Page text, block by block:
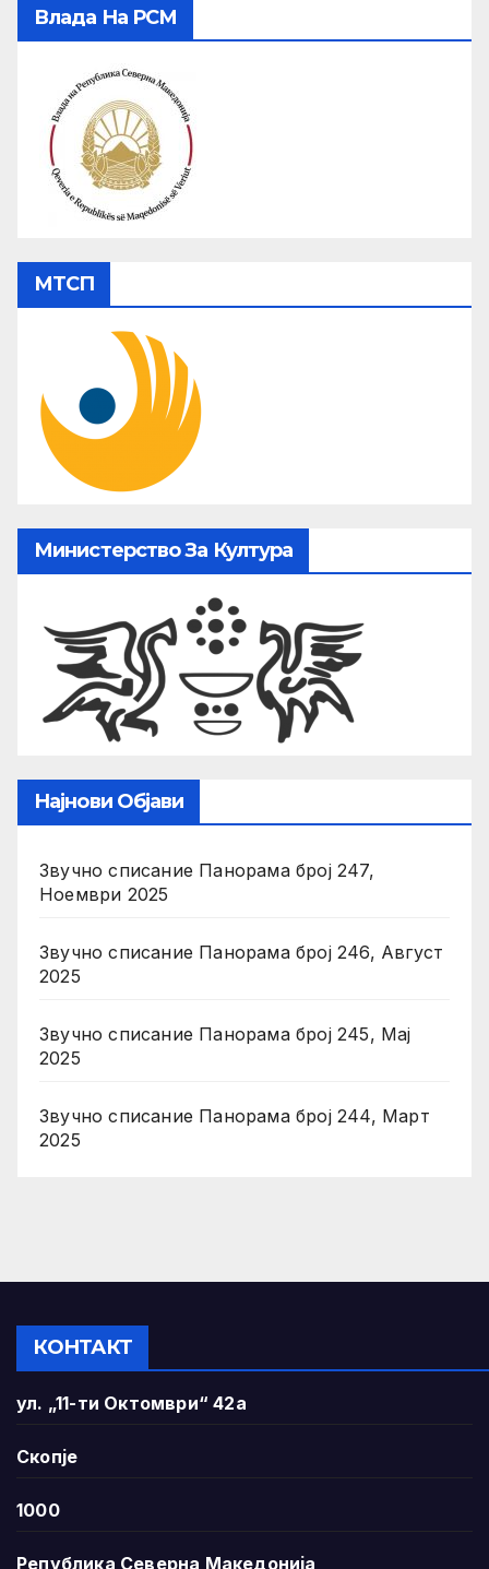
Влада На РСМ
МТСП
Министерство За Култура
Најнови Објави
Звучно списание Панорама број 247,
Ноември 2025
Звучно списание Панорама број 246, Август
2025
Звучно списание Панорама број 245, Мај
2025
Звучно списание Панорама број 244, Март
2025
КОНТАКТ
ул. „11-ти Октомври“ 42а
Скопје
1000
Република Северна Македонија